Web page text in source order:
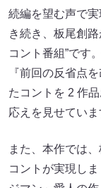
続編を望む声で実
き続き、板尾創
コント番組”です
『前回の反省点
たコントを 2 作
応えを見せていま
また、本作では
コントが実現し